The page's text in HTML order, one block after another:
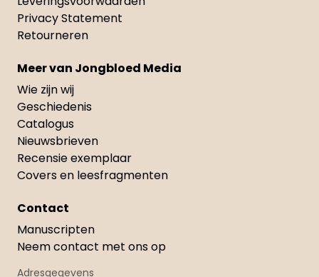
Privacy Statement
Retourneren
Meer van Jongbloed Media
Wie zijn wij
Geschiedenis
Catalogus
Nieuwsbrieven
Recensie exemplaar
Covers en leesfragmenten
Contact
Manuscripten
Neem contact met ons op
Adresgegevens